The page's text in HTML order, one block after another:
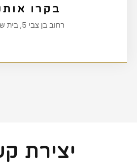
בקרו
רחוב בן צבי 5, בית שמש
יצירת